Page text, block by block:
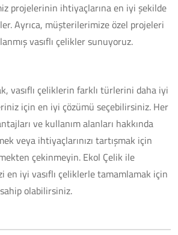
projelerinin ihtiyaçlarına en iyi şekilde
Ayrıca, müşterilerimize özel projeleri
vasıflı çelikler sunuyoruz.
vasıflı çeliklerin farklı türlerini daha iyi
için en iyi çözümü seçebilirsiniz. Her
ve kullanım alanları hakkında
veya ihtiyaçlarınızı tartışmak için
çekinmeyin. Ekol Çelik ile
en iyi vasıflı çeliklerle tamamlamak için
olabilirsiniz.